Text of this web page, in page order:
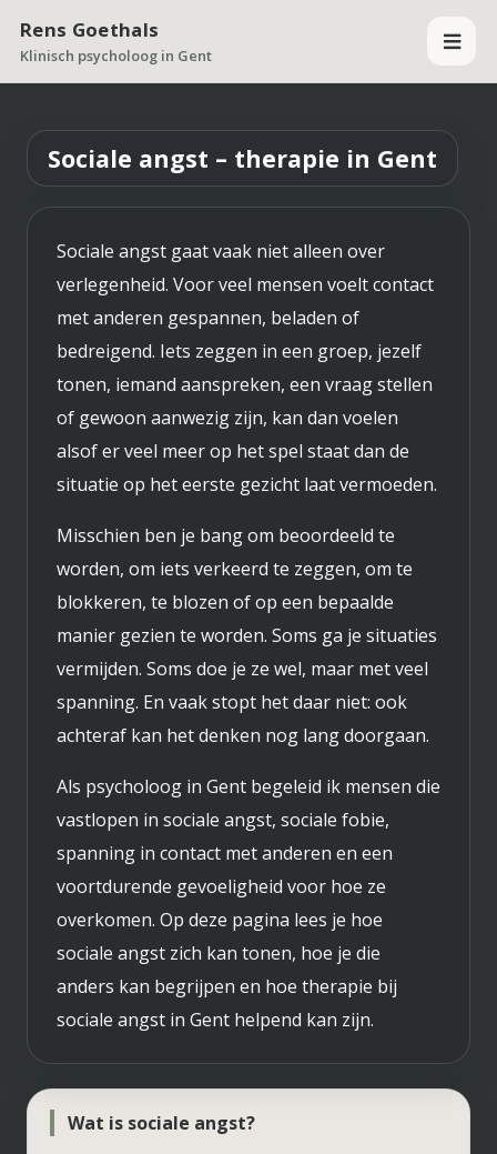
Rens Goethals
Klinisch psycholoog in Gent
Sociale angst – therapie in Gent
Sociale angst gaat vaak niet alleen over
verlegenheid. Voor veel mensen voelt contact
met anderen gespannen, beladen of
bedreigend. Iets zeggen in een groep, jezelf
tonen, iemand aanspreken, een vraag stellen
of gewoon aanwezig zijn, kan dan voelen
alsof er veel meer op het spel staat dan de
situatie op het eerste gezicht laat vermoeden.
Misschien ben je bang om beoordeeld te
worden, om iets verkeerd te zeggen, om te
blokkeren, te blozen of op een bepaalde
manier gezien te worden. Soms ga je situaties
vermijden. Soms doe je ze wel, maar met veel
spanning. En vaak stopt het daar niet: ook
achteraf kan het denken nog lang doorgaan.
Als psycholoog in Gent begeleid ik mensen die
vastlopen in sociale angst, sociale fobie,
spanning in contact met anderen en een
voortdurende gevoeligheid voor hoe ze
overkomen. Op deze pagina lees je hoe
sociale angst zich kan tonen, hoe je die
anders kan begrijpen en hoe therapie bij
sociale angst in Gent helpend kan zijn.
Wat is sociale angst?